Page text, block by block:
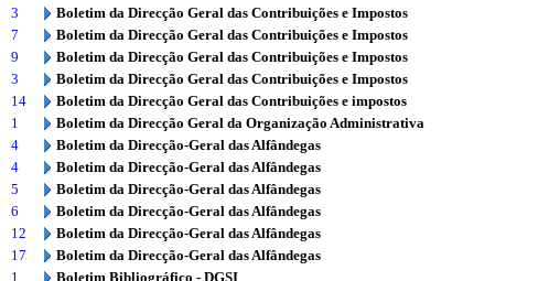
3
Boletim da Direcção Geral das Contribuições e Impostos
7
Boletim da Direcção Geral das Contribuições e Impostos
9
Boletim da Direcção Geral das Contribuições e Impostos
3
Boletim da Direcção Geral das Contribuições e Impostos
14
Boletim da Direcção Geral das Contribuições e impostos
1
Boletim da Direcção Geral da Organização Administrativa
4
Boletim da Direcção-Geral das Alfândegas
4
Boletim da Direcção-Geral das Alfândegas
5
Boletim da Direcção-Geral das Alfândegas
6
Boletim da Direcção-Geral das Alfândegas
12
Boletim da Direcção-Geral das Alfândegas
17
Boletim da Direcção-Geral das Alfândegas
1
Boletim Bibliográfico - DGSI